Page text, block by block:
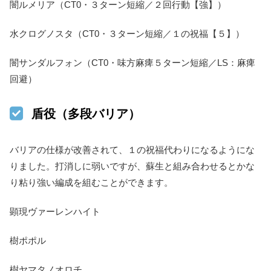
闇ルメリア（CT0・３ターン短縮／２回行動【強】）
水クログノスタ（CT0・３ターン短縮／１の祝福【５】）
闇サンダルフォン（CT0・味方麻痺５ターン短縮／LS：麻痺
回避）
盾役（多段バリア）
バリアの仕様が改善されて、１の祝福代わりになるようにな
りました。打消しに弱いですが、蘇生と組み合わせるとかな
り粘り強い編成を組むことができます。
顕現ヴァーレンハイト
樹ポポル